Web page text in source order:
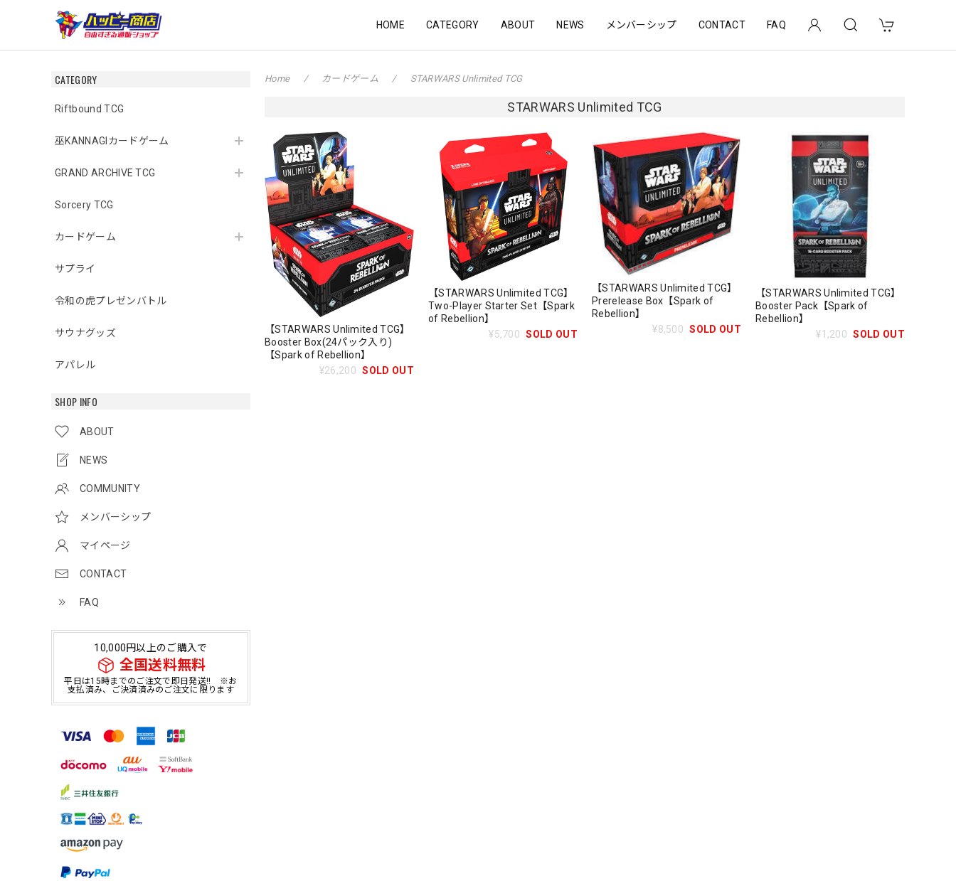
HOME CATEGORY ABOUT NEWS メンバーシップ CONTACT FAQ
CATEGORY
Riftbound TCG
巫KANNAGIカードゲーム
GRAND ARCHIVE TCG
Sorcery TCG
カードゲーム
サプライ
令和の虎プレゼンバトル
サウナグッズ
アパレル
SHOP INFO
ABOUT
NEWS
COMMUNITY
メンバーシップ
マイページ
CONTACT
FAQ
10,000円以上のご購入で
全国送料無料
平日は15時までのご注文で即日発送!! ※お
支払済み、ご決済済みのご注文に限ります
Home カードゲーム STARWARS Unlimited TCG
STARWARS Unlimited TCG
【STARWARS Unlimited TCG】
Booster Box(24パック入り)
【Spark of Rebellion】
¥26,200 SOLD OUT
【STARWARS Unlimited TCG】
Two-Player Starter Set【Spark
of Rebellion】
¥5,700 SOLD OUT
【STARWARS Unlimited TCG】
Prerelease Box【Spark of
Rebellion】
¥8,500 SOLD OUT
【STARWARS Unlimited TCG】
Booster Pack【Spark of
Rebellion】
¥1,200 SOLD OUT